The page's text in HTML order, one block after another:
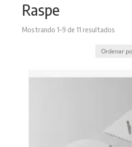
Raspe
Mostrando 1–9 de 11 resultadosSorted